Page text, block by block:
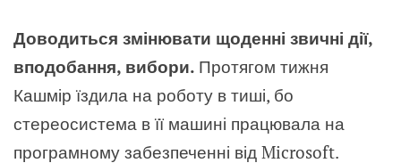
Доводиться змінювати щоденні звичні дії,
вподобання, вибори. Протягом тижня
Кашмір їздила на роботу в тиші, бо
стереосистема в її машині працювала на
програмному забезпеченні від Microsoft.